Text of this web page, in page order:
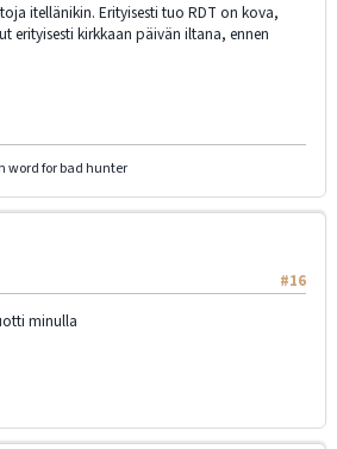
itellänikin. Erityisesti tuo RDT on kova,
erityisesti kirkkaan päivän iltana, ennen
word for bad hunter
#16
minulla